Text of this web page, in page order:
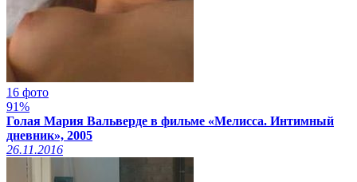
16 фото
91%
Голая Мария Вальверде в фильме «Мелисса. Интимный
дневник», 2005
26.11.2016